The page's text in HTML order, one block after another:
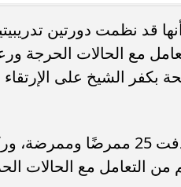
قد نظمت دورتين
مع الحالات الحرجة
بكفر الشيخ على
وكانت الدورة الأولى في الرعاية المركزة، وقد
من التعامل مع الحالات